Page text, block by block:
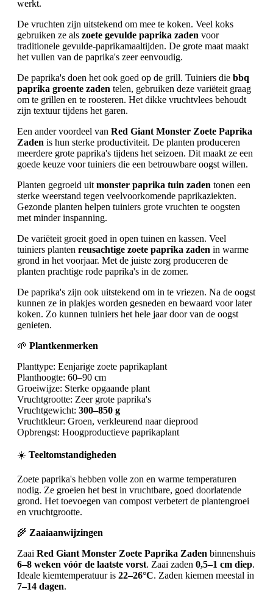
werkt.
De vruchten zijn uitstekend om mee te koken. Veel koks
gebruiken ze als zoete gevulde paprika zaden voor
traditionele gevulde-paprikamaaltijden. De grote maat maakt
het vullen van de paprika's zeer eenvoudig.
De paprika's doen het ook goed op de grill. Tuiniers die bbq
paprika groente zaden telen, gebruiken deze variëteit graag
om te grillen en te roosteren. Het dikke vruchtvlees behoudt
zijn textuur tijdens het garen.
Een ander voordeel van Red Giant Monster Zoete Paprika
Zaden is hun sterke productiviteit. De planten produceren
meerdere grote paprika's tijdens het seizoen. Dit maakt ze een
goede keuze voor tuiniers die een betrouwbare oogst willen.
Planten gegroeid uit monster paprika tuin zaden tonen een
sterke weerstand tegen veelvoorkomende paprikaziekten.
Gezonde planten helpen tuiniers grote vruchten te oogsten
met minder inspanning.
De variëteit groeit goed in open tuinen en kassen. Veel
tuiniers planten reusachtige zoete paprika zaden in warme
grond in het voorjaar. Met de juiste zorg produceren de
planten prachtige rode paprika's in de zomer.
De paprika's zijn ook uitstekend om in te vriezen. Na de oogst
kunnen ze in plakjes worden gesneden en bewaard voor later
koken. Zo kunnen tuiniers het hele jaar door van de oogst
genieten.
🌱 Plantkenmerken
Planttype: Eenjarige zoete paprikaplant
Planthoogte: 60–90 cm
Groeiwijze: Sterke opgaande plant
Vruchtgrootte: Zeer grote paprika's
Vruchtgewicht: 300–850 g
Vruchtkleur: Groen, verkleurend naar dieprood
Opbrengst: Hoogproductieve paprikaplant
☀️ Teeltomstandigheden
Zoete paprika's hebben volle zon en warme temperaturen
nodig. Ze groeien het best in vruchtbare, goed doorlatende
grond. Het toevoegen van compost verbetert de plantengroei
en vruchtgrootte.
🌾 Zaaiaanwijzingen
Zaai Red Giant Monster Zoete Paprika Zaden binnenshuis
6–8 weken vóór de laatste vorst. Zaai zaden 0,5–1 cm diep.
Ideale kiemtemperatuur is 22–26°C. Zaden kiemen meestal in
7–14 dagen.